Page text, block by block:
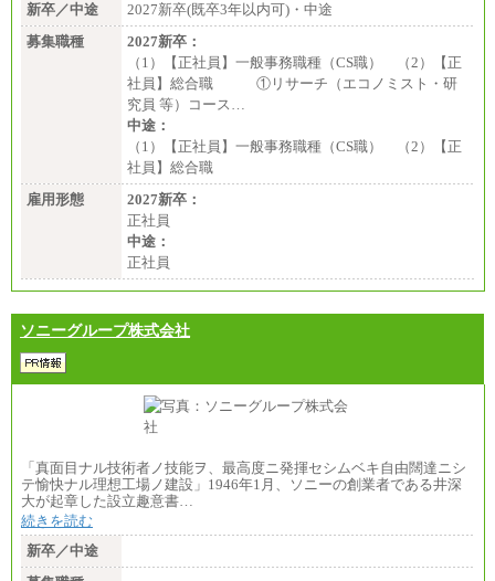
新卒／中途
2027新卒(既卒3年以内可)・中途
募集職種
2027新卒：
（1）【正社員】一般事務職種（CS職） （2）【正
社員】総合職 ①リサーチ（エコノミスト・研
究員 等）コース…
中途：
（1）【正社員】一般事務職種（CS職） （2）【正
社員】総合職
雇用形態
2027新卒：
正社員
中途：
正社員
ソニーグループ株式会社
「真面目ナル技術者ノ技能ヲ、最高度ニ発揮セシムベキ自由闊達ニシ
テ愉快ナル理想工場ノ建設」1946年1月、ソニーの創業者である井深
大が起章した設立趣意書…
続きを読む
新卒／中途